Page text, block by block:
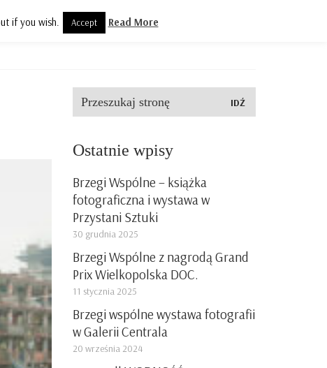
Polityka prywatności
Szukaj:
Ostatnie wpisy
Brzegi Wspólne – książka
fotograficzna i wystawa w
Przystani Sztuki
30 grudnia 2025
Brzegi Wspólne z nagrodą Grand
Prix Wielkopolska DOC.
11 stycznia 2025
Brzegi wspólne wystawa fotografii
w Galerii Centrala
20 września 2024
if you wish. Accept Read More